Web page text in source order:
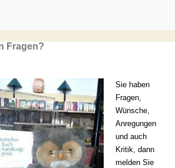
Fragen?
Sie haben
Fragen,
Wünsche,
Anregungen
und auch
Kritik, dann
melden Sie